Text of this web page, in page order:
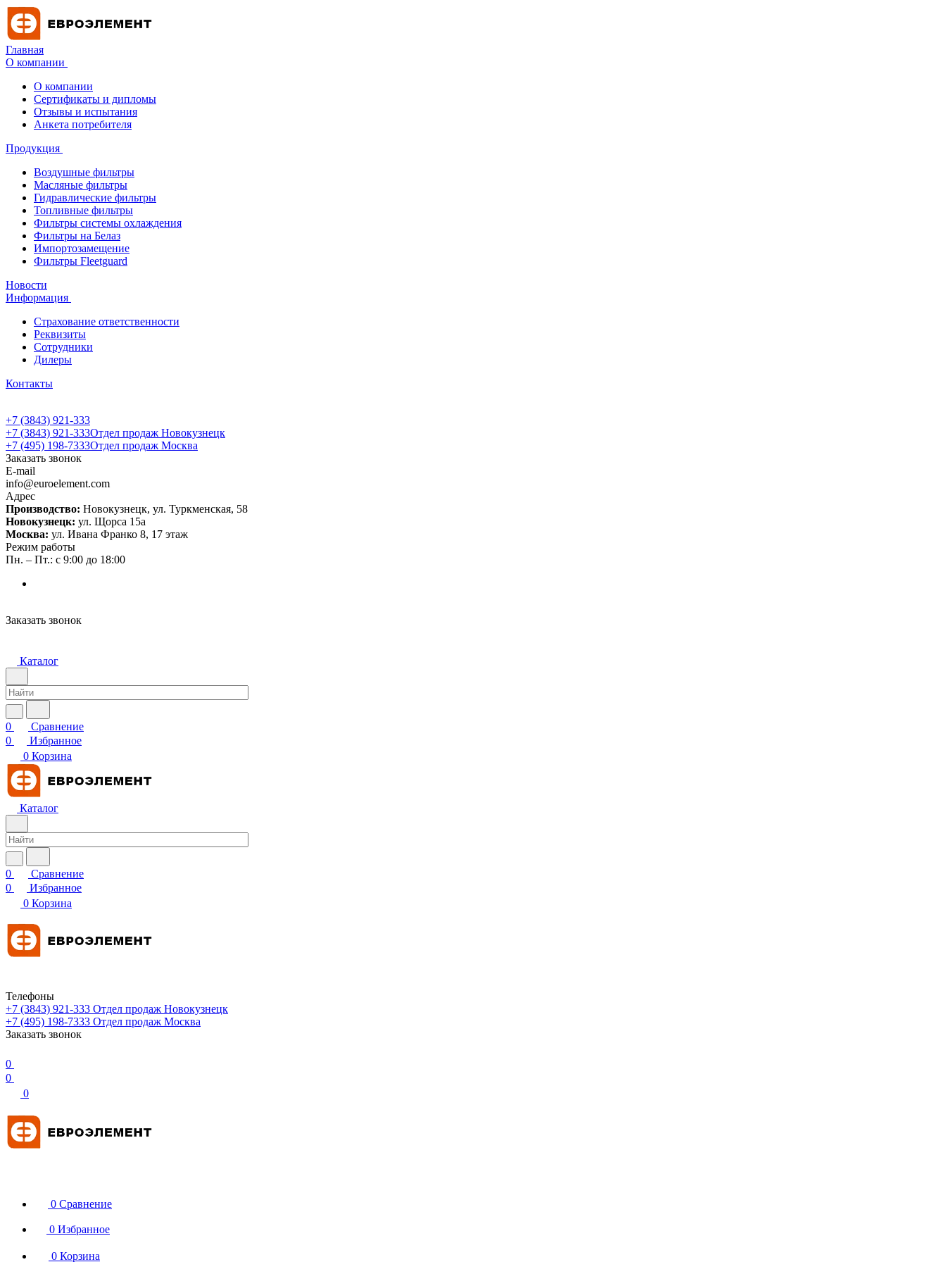
Главная
О компании
О компании
Сертификаты и дипломы
Отзывы и испытания
Анкета потребителя
Продукция
Воздушные фильтры
Масляные фильтры
Гидравлические фильтры
Топливные фильтры
Фильтры системы охлаждения
Фильтры на Белаз
Импортозамещение
Фильтры Fleetguard
Новости
Информация
Страхование ответственности
Реквизиты
Сотрудники
Дилеры
Контакты
+7 (3843) 921-333
+7 (3843) 921-333Отдел продаж Новокузнецк
+7 (495) 198-7333Отдел продаж Москва
Заказать звонок
E-mail
info@euroelement.com
Адрес
Производство: Новокузнецк, ул. Туркменская, 58
Новокузнецк: ул. Щорса 15а
Москва: ул. Ивана Франко 8, 17 этаж
Режим работы
Пн. – Пт.: с 9:00 до 18:00
Заказать звонок
Каталог
0
Сравнение
0
Избранное
0 Корзина
Каталог
0
Сравнение
0
Избранное
0 Корзина
Телефоны
+7 (3843) 921-333 Отдел продаж Новокузнецк
+7 (495) 198-7333 Отдел продаж Москва
Заказать звонок
0
0
0
0 Сравнение
0 Избранное
0 Корзина